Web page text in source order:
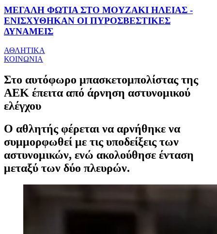
ΜΕΓΑΛΗ ΦΩΤΙΑ ΣΤΟ ΜΟΥΖΑΚΙ ΗΛΕΙΑΣ -
ΕΝΙΣΧΥΘΗΚΑΝ ΟΙ ΠΥΡΟΣΒΕΣΤΙΚΕΣ
ΔΥΝΑΜΕΙΣ
ΑΘΛΗΤΙΚΑ
ΚΟΙΝΩΝΙΑ
Στο αυτόφωρο μπασκετομπολίστας της
ΑΕΚ έπειτα από άρνηση αστυνομικού
ελέγχου
Ο αθλητής φέρεται να αρνήθηκε να
συμμορφωθεί με τις υποδείξεις των
αστυνομικών, ενώ ακολούθησε ένταση
μεταξύ των δύο πλευρών.